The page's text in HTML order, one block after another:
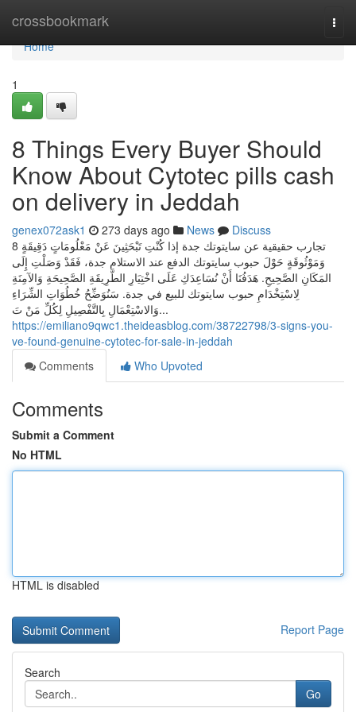
crossbookmark
Home
Home
1
8 Things Every Buyer Should
Know About Cytotec pills cash
on delivery in Jeddah
genex072ask1 273 days ago News
Discuss
8 تجارب حقيقية عن سايتوتك جدة إذا كُنْتِ تَبْحَثِينَ عَنْ مَعْلُومَاتٍ دَقِيقَةٍ
وَمَوْثُوقَةٍ حَوْلَ حبوب سايتوتك الدفع عند الاستلام جدة، فَقَدْ وَصَلْتِ إِلَى
المَكَانِ الصَّحِيحِ. هَدَفُنَا أَنْ نُسَاعِدَكِ عَلَى اخْتِيَارِ الطَّرِيقَةِ الصَّحِيحَةِ وَالآمِنَةِ
لِاسْتِخْدَامِ حبوب سايتوتك للبيع في جدة. سَنُوَضِّحُ خُطُوَاتِ الشِّرَاءِ
وَالاسْتِعْمَالِ بِالتَّفْصِيلِ لِكُلِّ مَنْ تَ...
https://emiliano9qwc1.theideasblog.com/38722798/3-signs-you-
ve-found-genuine-cytotec-for-sale-in-jeddah
Comments
Who Upvoted
Comments
Submit a Comment
No HTML
HTML is disabled
Report Page
Search
Go